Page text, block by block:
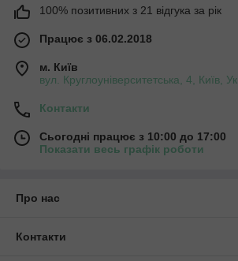
100% позитивних з 21 відгука за рік
Працює з 06.02.2018
м. Київ
вул. Круглоуніверситетська, 4, Київ,
Контакти
Сьогодні працює з 10:00 до 17:00
Показати весь графік роботи
Про нас
Контакти